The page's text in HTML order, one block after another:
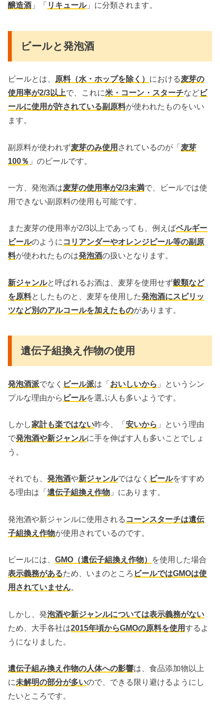
醸造酒 」「 リキュール」に分類されます。
ビールと発泡酒
ビールとは、 原料（水・ホップを除く） における麦芽の
使用率が2/3以上で、これに米・コーン・スターチなどビ
ールに使用が許されている副原料が使われたものをいい
ます。
副原料が使われず麦芽のみ使用 されているのが「麦芽
100％ 」のビールです。
一方、発泡酒は麦芽の使用率が2/3未満で、ビールでは使
用できない副原料の使用も可能です。
また麦芽の使用率が2/3以上であっても、例えばベルギー
ビールのように コリアンダーやオレンジピール等の副原
料が使われたものは発泡酒の扱いとなります。
新ジャンルと呼ばれるお酒は、麦芽を使用せず穀類など
を原料としたものと、麦芽を使用した発泡酒にスピリッ
ツなど別のアルコールを加えたものがあります。
遺伝子組換え作物の使用
発泡酒派でなく ビール派は「おいしいから 」というシン
プルな理由から ビールを選ぶ人も多いようです。
しかし家計も楽ではない昨今、「安いから 」という理由
で発泡酒や新ジャンルに手を伸ばす人も多いことでしょ
う。
それでも、発泡酒や新ジャンルではなく ビールをすすめ
る理由は「遺伝子組換え作物 」にあります。
発泡酒や新ジャンルに使用される コーンスターチは遺伝
子組換え作物が使用されているのです。
ビールには、GMO（遺伝子組換え作物） を使用した場合
表示義務があるため、いまのところ ビールではGMOは使
用されていません。
しかし、発泡酒や新ジャンルについては表示義務がない
ため、大手各社は2015年頃からGMOの原料を使用するよ
うになりました。
遺伝子組み換え作物の人体への影響は、食品添加物以上
に未解明の部分が多いので、できる限り避けるようにし
たいところです。